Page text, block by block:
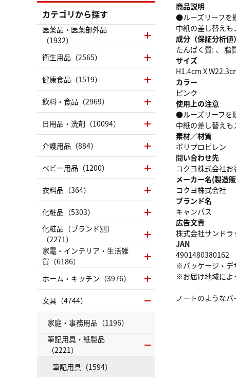
商品説明
●ルーズリーフを
中紙の差し替え
成分（保証分析値）
たんぱく質: 、 脂
サイズ
H1.4cm X
カラー
ピンク
使用上の注意
●ルーズリーフを
中紙の差し替え
素材／材質
ポリプロピレン
問い合わせ先
コクヨ株式会社
メーカー名(製造
コクヨ株式会社
ブランド名
キャンパス
広告文責
株式会社サンド
JAN
4901480380162
※パッケージ・デ
※お届け地域によ
ノートのような
カテゴリから探す
医薬品・医薬部外品
（1932）
衛生用品（2565）
健康食品（1519）
飲料・食品（2969）
日用品・洗剤（10094）
介護用品（884）
ベビー用品（1200）
衣料品（364）
化粧品（5303）
化粧品（ブランド別）
（2271）
家電・インテリア・生活雑
貨（6186）
ホーム・キッチン（3976）
文具（4744）
家庭・事務用品（1196）
筆記用具・紙製品
（2221）
筆記用具（1594）